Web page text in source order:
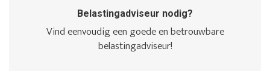
Belastingadviseur nodig?
Vind eenvoudig een goede en betrouwbare
belastingadviseur!